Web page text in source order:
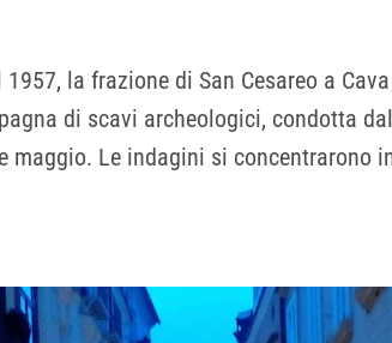
la frazione di San Cesareo a
di scavi archeologici, condotta
maggio. Le indagini si concentrarono